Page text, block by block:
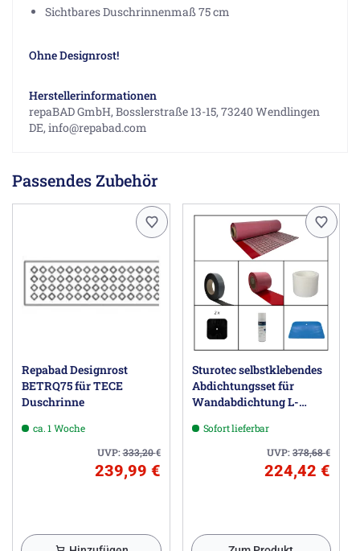
Sichtbares Duschrinnenmaß 75 cm
Ohne Designrost!
Herstellerinformationen
repaBAD GmbH, Bosslerstraße 13-15, 73240 Wendlingen
DE, info@repabad.com
Passendes Zubehör
Repabad Designrost
BETRQ75 für TECE
Duschrinne
ca. 1 Woche
UVP:333,20€
239,99 €
Sturotec selbstklebendes
Abdichtungsset für
Wandabdichtung L-
Wannenlänge bis 2,3 m,
Wandhöhe bis 2,5 m
Sofort lieferbar
UVP:378,68€
224,42 €